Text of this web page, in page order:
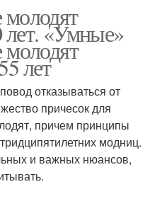
«Умные»
лет
отказываться от
причесок для
причем принципы
модниц.
и важных нюансов,